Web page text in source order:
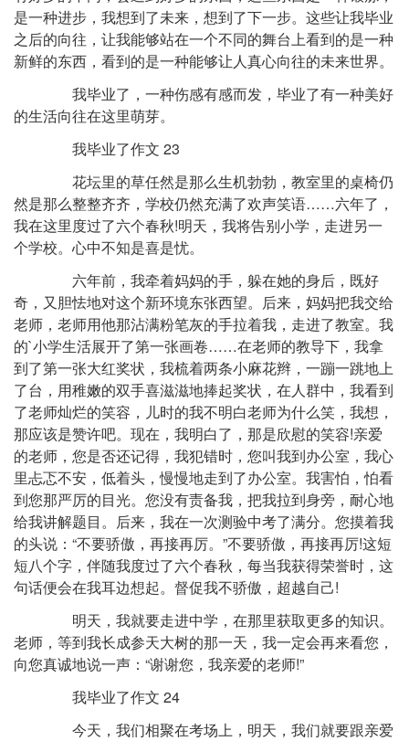
是一种进步，我想到了未来，想到了下一步。这些让我毕业
之后的向往，让我能够站在一个不同的舞台上看到的是一种
新鲜的东西，看到的是一种能够让人真心向往的未来世界。
我毕业了，一种伤感有感而发，毕业了有一种美好
的生活向往在这里萌芽。
我毕业了作文 23
花坛里的草任然是那么生机勃勃，教室里的桌椅仍
然是那么整整齐齐，学校仍然充满了欢声笑语……六年了，
我在这里度过了六个春秋!明天，我将告别小学，走进另一
个学校。心中不知是喜是忧。
六年前，我牵着妈妈的手，躲在她的身后，既好
奇，又胆怯地对这个新环境东张西望。后来，妈妈把我交给
老师，老师用他那沾满粉笔灰的手拉着我，走进了教室。我
的`小学生活展开了第一张画卷……在老师的教导下，我拿
到了第一张大红奖状，我梳着两条小麻花辫，一蹦一跳地上
了台，用稚嫩的双手喜滋滋地捧起奖状，在人群中，我看到
了老师灿烂的笑容，儿时的我不明白老师为什么笑，我想，
那应该是赞许吧。现在，我明白了，那是欣慰的笑容!亲爱
的老师，您是否还记得，我犯错时，您叫我到办公室，我心
里忐忑不安，低着头，慢慢地走到了办公室。我害怕，怕看
到您那严厉的目光。您没有责备我，把我拉到身旁，耐心地
给我讲解题目。后来，我在一次测验中考了满分。您摸着我
的头说：“不要骄傲，再接再厉。”不要骄傲，再接再厉!这短
短八个字，伴随我度过了六个春秋，每当我获得荣誉时，这
句话便会在我耳边想起。督促我不骄傲，超越自己!
明天，我就要走进中学，在那里获取更多的知识。
老师，等到我长成参天大树的那一天，我一定会再来看您，
向您真诚地说一声：“谢谢您，我亲爱的老师!”
我毕业了作文 24
今天，我们相聚在考场上，明天，我们就要跟亲爱